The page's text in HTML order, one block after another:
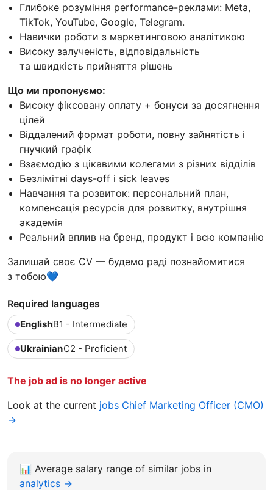
Глибоке розуміння performance-реклами: Meta,
TikTok, YouTube, Google, Telegram.
Навички роботи з маркетинговою аналітикою
Високу залученість, відповідальність
та швидкість прийняття рішень
Що ми пропонуємо:
Високу фіксовану оплату + бонуси за досягнення
цілей
Віддалений формат роботи, повну зайнятість і
гнучкий графік
Взаємодію з цікавими колегами з різних відділів
Безлімітні days-off і sick leaves
Навчання та розвиток: персональний план,
компенсація ресурсів для розвитку, внутрішня
академія
Реальний вплив на бренд, продукт і всю компанію
Залишай своє CV — будемо раді познайомитися
з тобою💙
Required languages
EnglishB1 - Intermediate
UkrainianC2 - Proficient
The job ad is no longer active
Look at the current jobs Chief Marketing Officer (CMO)
→
📊 Average salary range of similar jobs in
analytics →